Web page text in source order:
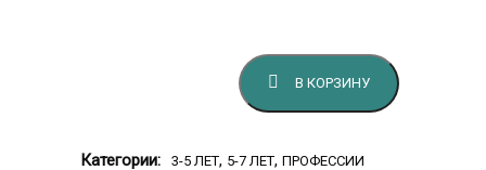
В КОРЗИНУ
Категории: 3-5 ЛЕТ, 5-7 ЛЕТ, ПРОФЕССИИ